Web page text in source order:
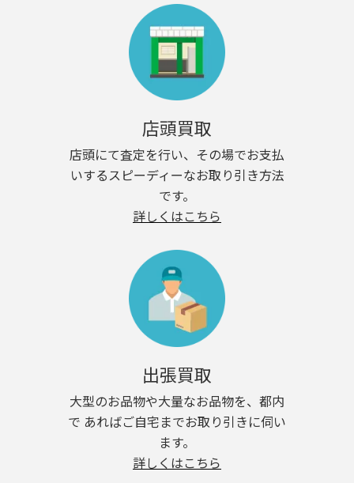
店頭買取
店頭にて査定を行い、その場でお支払
いするスピーディーなお取り引き方法
です。
詳しくはこちら
出張買取
大型のお品物や大量なお品物を、都内
で あればご自宅までお取り引きに伺い
ます。
詳しくはこちら